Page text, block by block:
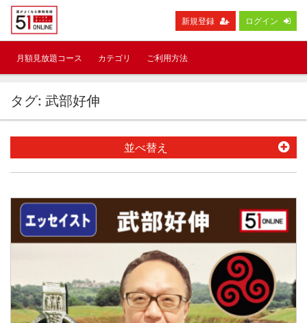
新規登録 ログイン
月額見放題コース カテゴリ ご利用方法
タグ: 武部好伸
並べ替え